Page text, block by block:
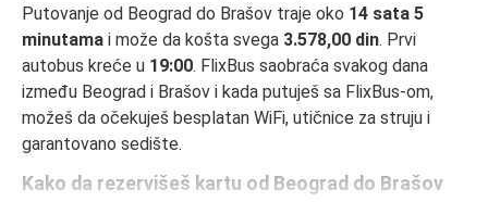
Putovanje od Beograd do Brašov traje oko 14 sata 5
minutama i može da košta svega 3.578,00 din. Prvi
autobus kreće u 19:00. FlixBus saobraća svakog dana
između Beograd i Brašov i kada putuješ sa FlixBus-om,
možeš da očekuješ besplatan WiFi, utičnice za struju i
garantovano sedište.
Kako da rezervišeš kartu od Beograd do Brašov